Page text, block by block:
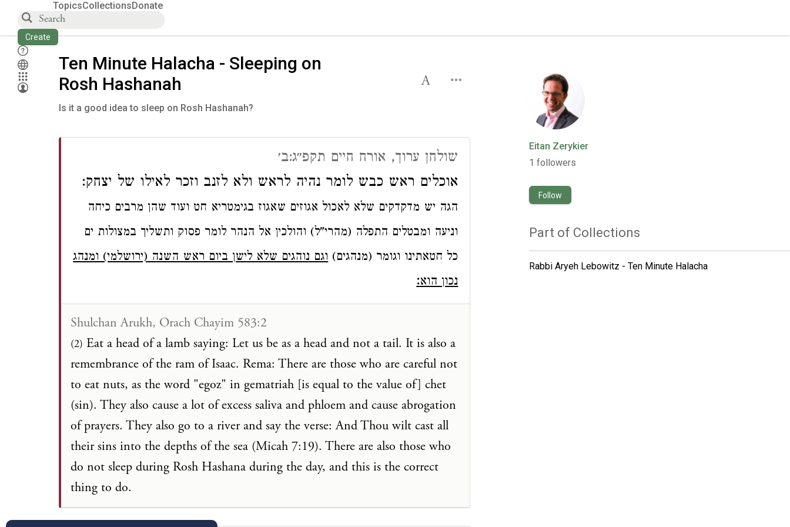
TopicsCollectionsDonate
Create
Ten Minute Halacha - Sleeping on
Rosh Hashanah
Is it a good idea to sleep on Rosh Hashanah?
שולחן ערוך, אורח חיים תקפ״ג:ב׳
אוכלים ראש כבש לומר נהיה לראש ולא לזנב וזכר לאילו של יצחק:
הגה יש מדקדקים שלא לאכול אגוזים שאגוז בגימטריא חט ועוד שהן מרבים כיחה
וניעה ומבטלים התפלה (מהרי"ל) והולכין אל הנהר לומר פסוק ותשליך במצולות ים
כל חטאתינו וגומר (מנהגים)וגם נוהגים שלא לישן ביום ראש השנה (ירושלמי) ומנהג
נכון הוא:
Shulchan Arukh, Orach Chayim 583:2
(2) Eat a head of a lamb saying: Let us be as a head and not a tail. It is also a
remembrance of the ram of Isaac. Rema: There are those who are careful not
to eat nuts, as the word "egoz" in gematriah [is equal to the value of] chet
(sin). They also cause a lot of excess saliva and phloem and cause abrogation
of prayers. They also go to a river and say the verse: And Thou wilt cast all
their sins into the depths of the sea (Micah 7:19). There are also those who
do not sleep during Rosh Hashana during the day, and this is the correct
thing to do.
Eitan Zerykier
1 followers
Follow
Part of Collections
Rabbi Aryeh Lebowitz - Ten Minute Halacha